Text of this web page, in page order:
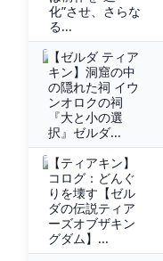
化”させ、さらな
る...
【ゼルダ ティア
キン】洞窟の中
の隠れた祠 イウ
ンオロクの祠
『大と小の選
択』ゼルダ...
【ティアキン】
コログ：どんぐ
りを壊す【ゼル
ダの伝説ティア
ーズオブザキン
グダム】...